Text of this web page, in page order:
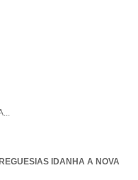
...
IDANHA A NOVA